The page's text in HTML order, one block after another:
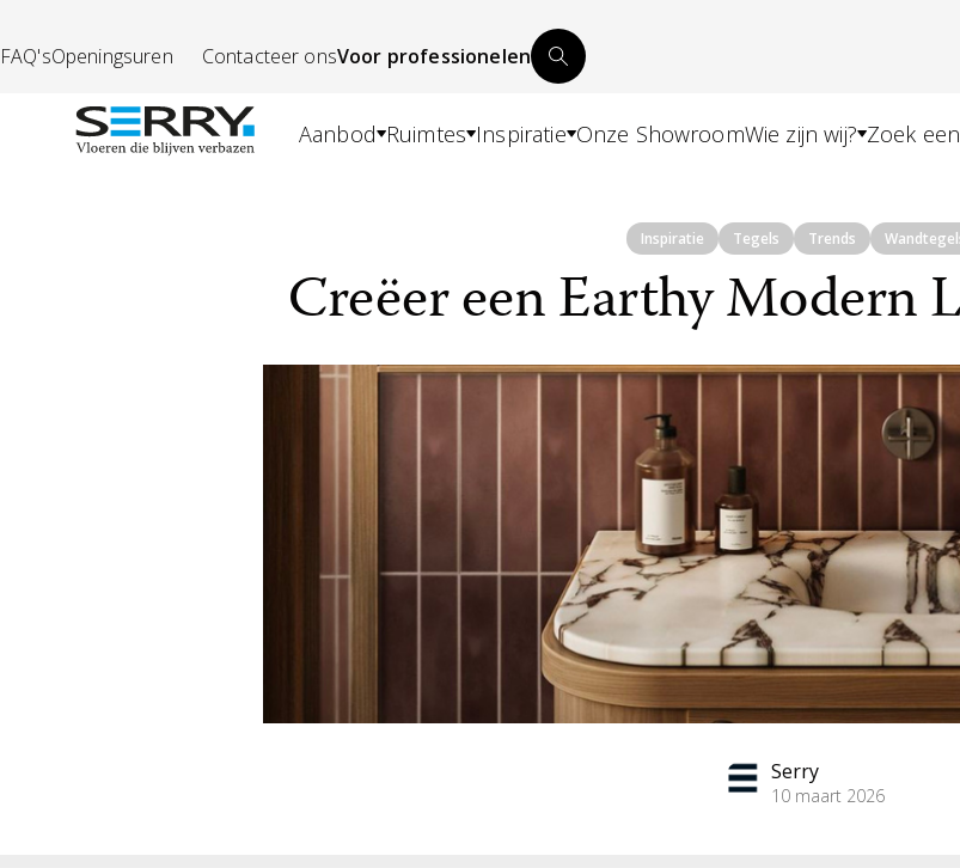
FAQ'sOpeningsuren Contacteer onsVoor professionelen
Aanbod Ruimtes Inspiratie Onze ShowroomWie zijn wij? Zoek
Inspiratie Tegels Trends
Creëer een Earthy Modern
Serry
10 maart 2026